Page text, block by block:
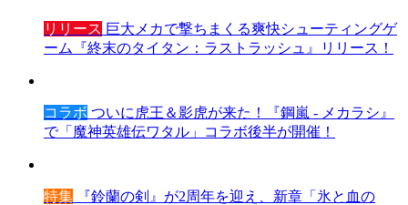
リリース 巨大メカで撃ちまくる爽快シューティングゲ
ーム『終末のタイタン：ラストラッシュ』リリース！
コラボ ついに虎王＆影虎が来た！『鋼嵐 - メカラシ』
で「魔神英雄伝ワタル」コラボ後半が開催！
特集 『鈴蘭の剣』が2周年を迎え、新章「氷と血の